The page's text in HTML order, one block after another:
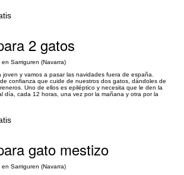
2 gatos
Sarriguren (Navarra)
joven y vamos a pasar las navidades fuera de españa.
confianza que cuide de nuestros dos gatos, dándoles de
Uno de ellos es epiléptico y necesita que le den la
día, cada 12 horas, una vez por la mañana y otra por la
gato mestizo
Sarriguren (Navarra)